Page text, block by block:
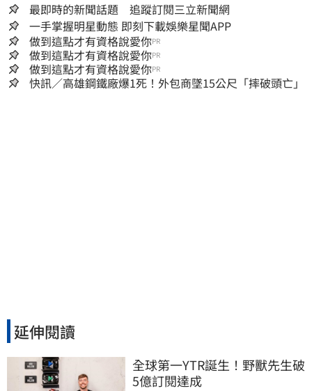
最即時的新聞話題 追蹤訂閱三立新聞網
一手掌握明星動態 即刻下載娛樂星聞APP
做到這點才有資格說愛你PR
做到這點才有資格說愛你PR
做到這點才有資格說愛你PR
快訊／高雄鋼鐵廠爆1死！外包商墜15公尺「摔破頭亡」
延伸閱讀
全球第一YTR誕生！野獸先生破
5億訂閱達成